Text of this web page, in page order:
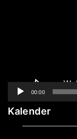
00:00
Kalender